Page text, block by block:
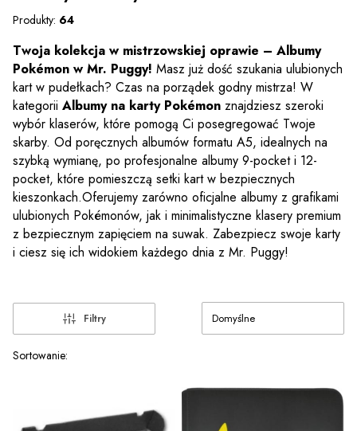
Produkty: 64
Twoja kolekcja w mistrzowskiej oprawie – Albumy
Pokémon w Mr. Puggy! Masz już dość szukania ulubionych
kart w pudełkach? Czas na porządek godny mistrza! W
kategorii Albumy na karty Pokémon znajdziesz szeroki
wybór klaserów, które pomogą Ci posegregować Twoje
skarby. Od poręcznych albumów formatu A5, idealnych na
szybką wymianę, po profesjonalne albumy 9-pocket i 12-
pocket, które pomieszczą setki kart w bezpiecznych
kieszonkach.Oferujemy zarówno oficjalne albumy z grafikami
ulubionych Pokémonów, jak i minimalistyczne klasery premium
z bezpiecznym zapięciem na suwak. Zabezpiecz swoje karty
i ciesz się ich widokiem każdego dnia z Mr. Puggy!
Filtry
Lista produktów
Sortowanie:
Domyślne